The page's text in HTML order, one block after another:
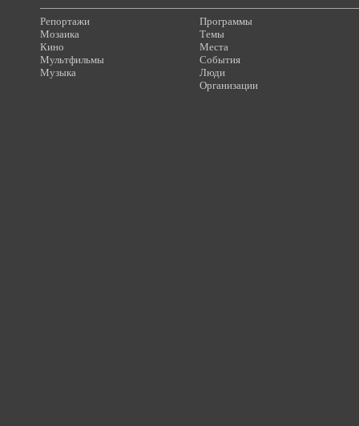
Репортажи
Мозаика
Кино
Мультфильмы
Музыка
Программы
Темы
Места
События
Люди
Организации